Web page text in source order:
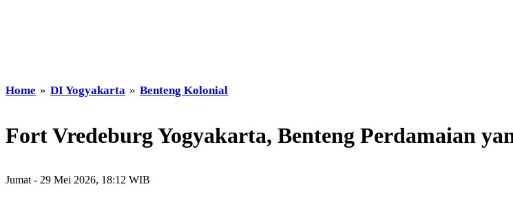
Home » DI Yogyakarta » Benteng Kolonial
Fort Vredeburg Yogyakarta, Benteng Perdamaian
Jumat - 29 Mei 2026, 18:12 WIB